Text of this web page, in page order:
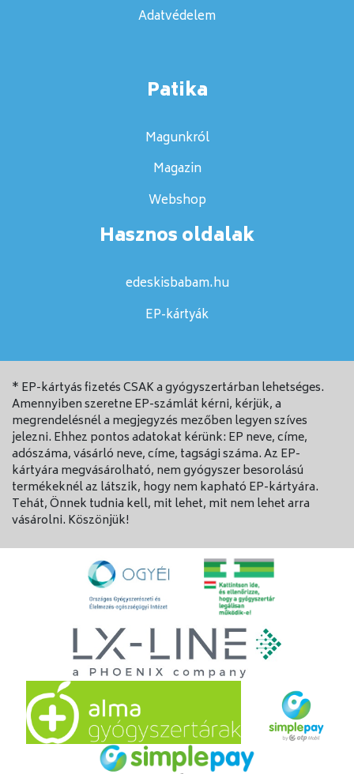
Adatvédelem
Patika
Magunkról
Magazin
Webshop
Hasznos oldalak
edeskisbabam.hu
EP-kártyák
* EP-kártyás fizetés CSAK a gyógyszertárban lehetséges.
Amennyiben szeretne EP-számlát kérni, kérjük, a
megrendelésnél a megjegyzés mezőben legyen szíves
jelezni. Ehhez pontos adatokat kérünk: EP neve, címe,
adószáma, vásárló neve, címe, tagsági száma. Az EP-
kártyára megvásárolható, nem gyógyszer besorolású
termékeknél az látszik, hogy nem kapható EP-kártyára.
Tehát, Önnek tudnia kell, mit lehet, mit nem lehet arra
vásárolni. Köszönjük!